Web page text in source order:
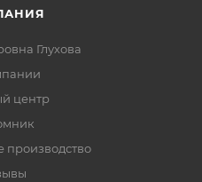
Глухова
центр
производство